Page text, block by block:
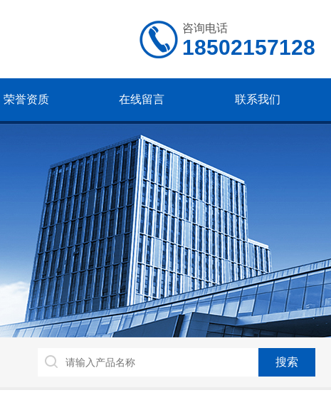
咨询电话
18502157128
荣誉资质 在线留言 联系我们